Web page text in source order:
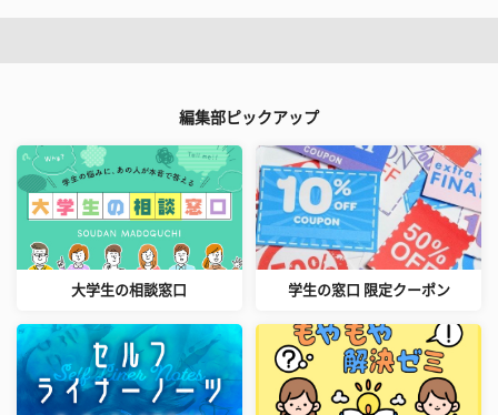
編集部ピックアップ
大学生の相談窓口 学生の窓口 限定クーポン